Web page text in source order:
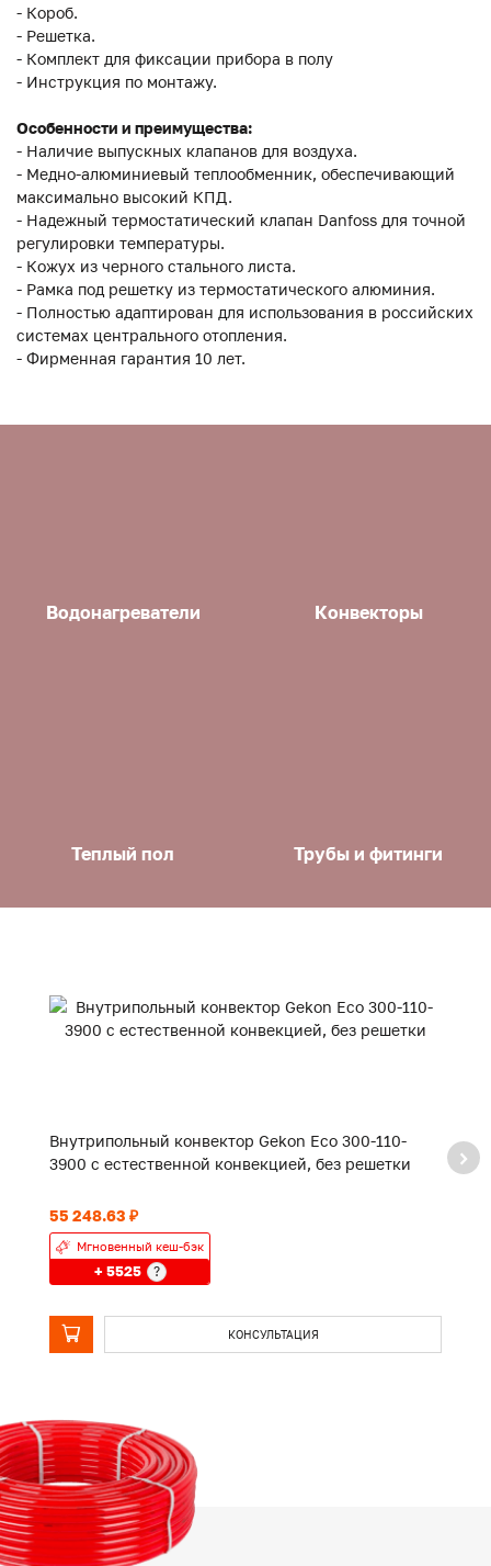
- Короб.
- Решетка.
- Комплект для фиксации прибора в полу
- Инструкция по монтажу.
Особенности и преимущества:
- Наличие выпускных клапанов для воздуха.
- Медно-алюминиевый теплообменник, обеспечивающий
максимально высокий КПД.
- Надежный термостатический клапан Danfoss для точной
регулировки температуры.
- Кожух из черного стального листа.
- Рамка под решетку из термостатического алюминия.
- Полностью адаптирован для использования в российских
системах центрального отопления.
- Фирменная гарантия 10 лет.
Водонагреватели Конвекторы
Теплый пол Трубы и фитинги
Внутрипольный конвектор Gekon Eco 300-110-
3900 с естественной конвекцией, без решетки
55 248.63 ₽
Мгновенный кеш-бэк
+ 5525 ?
КОНСУЛЬТАЦИЯ